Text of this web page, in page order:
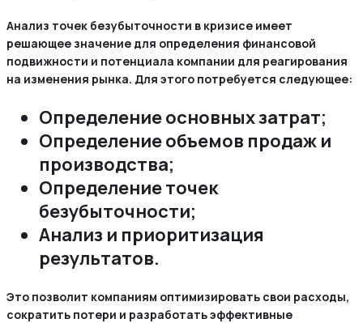
Анализ точек безубыточности в кризисе имеет
решающее значение для определения финансовой
подвижности и потенциала компании для реагирования
на изменения рынка. Для этого потребуется следующее:
Определение основных затрат;
Определение объемов продаж и
производства;
Определение точек
безубыточности;
Анализ и приоритизация
результатов.
Это позволит компаниям оптимизировать свои расходы,
сократить потери и разработать эффективные